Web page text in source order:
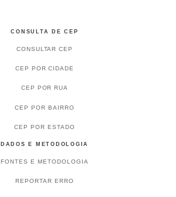
CONSULTA DE CEP
CONSULTAR CEP
CEP POR CIDADE
CEP POR RUA
CEP POR BAIRRO
CEP POR ESTADO
DADOS E METODOLOGIA
FONTES E METODOLOGIA
REPORTAR ERRO